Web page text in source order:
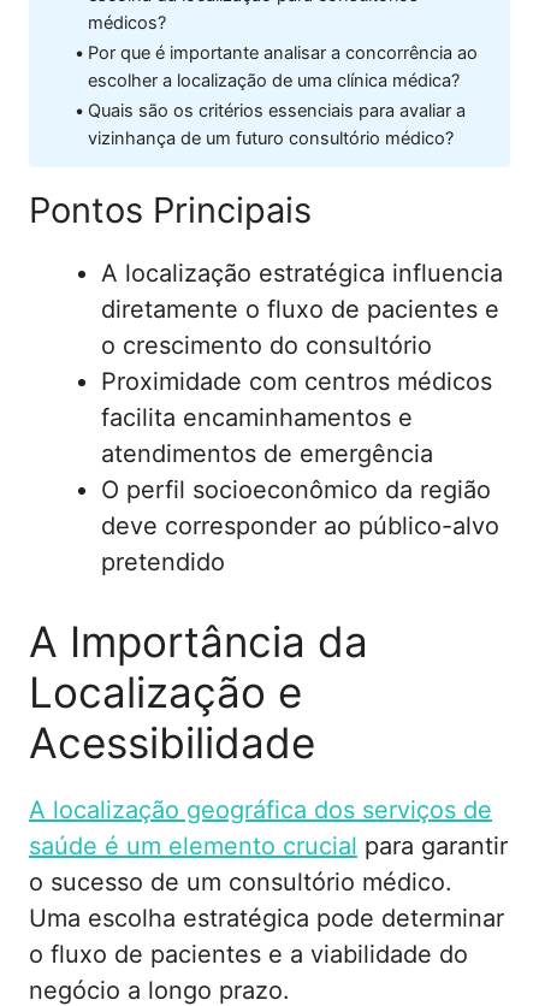
médicos?
Por que é importante analisar a concorrência ao
escolher a localização de uma clínica médica?
Quais são os critérios essenciais para avaliar a
vizinhança de um futuro consultório médico?
Pontos Principais
A localização estratégica influencia
diretamente o fluxo de pacientes e
o crescimento do consultório
Proximidade com centros médicos
facilita encaminhamentos e
atendimentos de emergência
O perfil socioeconômico da região
deve corresponder ao público-alvo
pretendido
A Importância da
Localização e
Acessibilidade
A localização geográfica dos serviços de
saúde é um elemento crucial para garantir
o sucesso de um consultório médico.
Uma escolha estratégica pode determinar
o fluxo de pacientes e a viabilidade do
negócio a longo prazo.